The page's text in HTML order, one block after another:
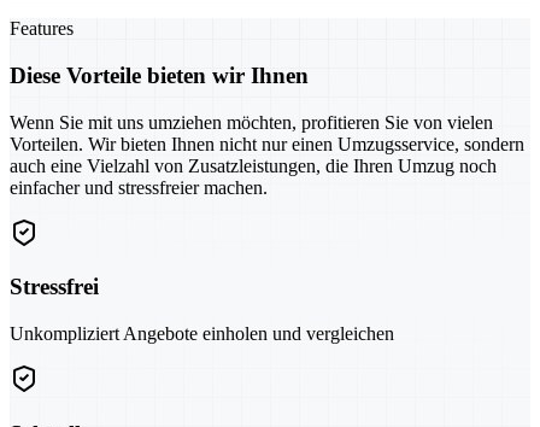
Features
Diese Vorteile bieten wir Ihnen
Wenn Sie mit uns umziehen möchten, profitieren Sie von vielen
Vorteilen. Wir bieten Ihnen nicht nur einen Umzugsservice, sondern
auch eine Vielzahl von Zusatzleistungen, die Ihren Umzug noch
einfacher und stressfreier machen.
Stressfrei
Unkompliziert Angebote einholen und vergleichen